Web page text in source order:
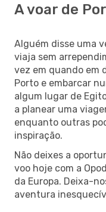
A voar de
Alguém disse uma
viaja sem
vez em quando em
Porto e embarcar
algum lugar de
a planear uma
enquanto outras
inspiração.
Não deixes a
voo hoje com a
da Europa. Deixa-
aventura